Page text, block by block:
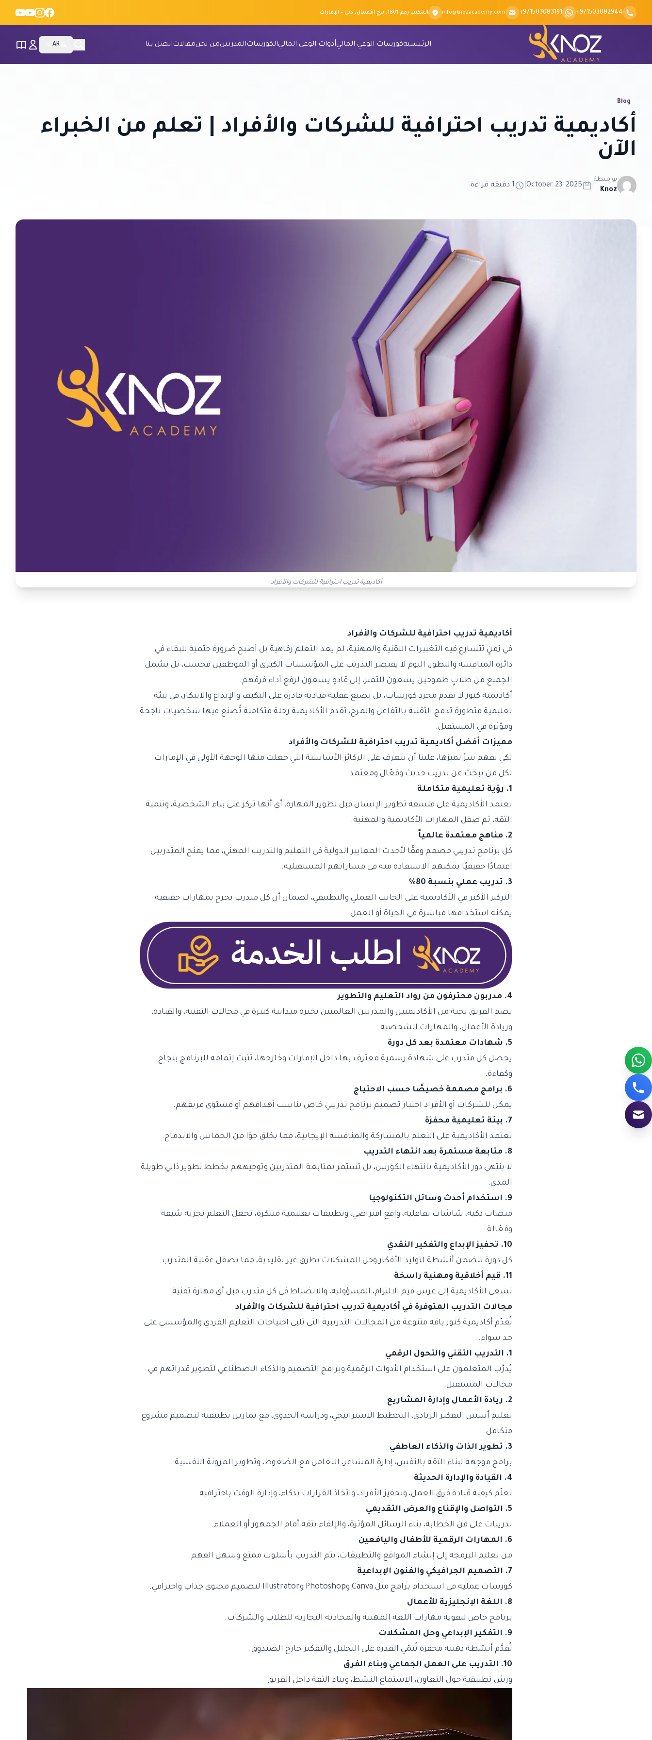
Skip to content
+971503082944
+971503083191
info@knozacademy.com المكتب رقم 1801، برج الأعمال، دبي – الإمارات
الرئيسيةكورسات الوعي الماليأدوات الوعي الماليالكورساتالمدربينمن نحنمقالاتاتصل بنا AR
Blog
أكاديمية تدريب احترافية للشركات والأفراد | تعلم من الخبراء
الآن
بواسطة
Knoz
October 23, 2025 1 دقيقة قراءة
أكاديمية تدريب احترافية للشركات والأفراد
أكاديمية تدريب احترافية للشركات والأفراد
في زمنٍ تتسارع فيه التغييرات التقنية والمهنية، لم يعد التعلم رفاهية بل أصبح ضرورة حتمية للبقاء في
دائرة المنافسة والتطور، اليوم لا يقتصر التدريب على المؤسسات الكبرى أو الموظفين فحسب، بل يشمل
الجميع من طلابٍ طموحين يسعون للتميز، إلى قادةٍ يسعون لرفع أداء فرقهم.
أكاديمية كنوزلا تقدم مجرد كورسات، بل تصنع عقلية قيادية قادرة على التكيف والإبداع والابتكار، في بيئة
تعليمية متطورة تدمج التقنية بالتفاعل والمرح، تقدم الأكاديمية رحلة متكاملة تُصنع فيها شخصيات ناجحة
ومؤثرة في المستقبل.
مميزات أفضل أكاديمية تدريب احترافية للشركات والأفراد
لكي نفهم سرّ تميزها، علينا أن نتعرف على الركائز الأساسية التي جعلت منها الوجهة الأولى في الإمارات
لكل من يبحث عن تدريب حديث وفعّال ومعتمد.
1. رؤية تعليمية متكاملة
تعتمد الأكاديمية على فلسفة تطوير الإنسان قبل تطوير المهارة، أي أنها تركز على بناء الشخصية، وتنمية
الثقة، ثم صقل المهارات الأكاديمية والمهنية.
2. مناهج معتمدة عالمياً
كل برنامج تدريبي مصمم وفقًا لأحدث المعايير الدولية في التعليم والتدريب المهني، مما يمنح المتدربين
اعتمادًا حقيقيًا يمكنهم الاستفادة منه في مساراتهم المستقبلية.
3. تدريب عملي بنسبة 80%
التركيز الأكبر في الأكاديمية على الجانب العملي والتطبيقي، لضمان أن كل متدرب يخرج بمهارات حقيقية
يمكنه استخدامها مباشرة في الحياة أو العمل.
4. مدربون محترفون من رواد التعليم والتطوير
يضم الفريق نخبة من الأكاديميين والمدربين العالميين بخبرة ميدانية كبيرة في مجالات التقنية، والقيادة،
وريادة الأعمال، والمهارات الشخصية.
5. شهادات معتمدة بعد كل دورة
يحصل كل متدرب على شهادة رسمية معترف بها داخل الإمارات وخارجها، تثبت إتمامه للبرنامج بنجاح
وكفاءة.
6. برامج مصممة خصيصًا حسب الاحتياج
يمكن للشركات أو الأفراد اختيار تصميم برنامج تدريبي خاص يناسب أهدافهم أو مستوى فريقهم.
7. بيئة تعليمية محفزة
تعتمد الأكاديمية على التعلم بالمشاركة والمنافسة الإيجابية، مما يخلق جوًا من الحماس والاندماج.
8. متابعة مستمرة بعد انتهاء التدريب
لا ينتهي دور الأكاديمية بانتهاء الكورس، بل تستمر بمتابعة المتدربين وتوجيههم بخطط تطوير ذاتي طويلة
المدى.
9. استخدام أحدث وسائل التكنولوجيا
منصات ذكية، شاشات تفاعلية، واقع افتراضي، وتطبيقات تعليمية مبتكرة، تجعل التعلم تجربة شيقة
وفعّالة.
10. تحفيز الإبداع والتفكير النقدي
كل دورة تتضمن أنشطة لتوليد الأفكار وحل المشكلات بطرق غير تقليدية، مما يصقل عقلية المتدرب.
11. قيم أخلاقية ومهنية راسخة
تسعى الأكاديمية إلى غرس قيم الالتزام، المسؤولية، والانضباط في كل متدرب قبل أي مهارة تقنية.
مجالات التدريب المتوفرة في أكاديمية تدريب احترافية للشركات والأفراد
تُقدّم أكاديمية كنوز باقة متنوعة من المجالات التدريبية التي تلبي احتياجات التعليم الفردي والمؤسسي على
حد سواء.
1. التدريب التقني والتحول الرقمي
يُدرَّب المتعلمون على استخدام الأدوات الرقمية وبرامج التصميم والذكاء الاصطناعي لتطوير قدراتهم في
مجالات المستقبل.
2. ريادة الأعمال وإدارة المشاريع
تعليم أسس التفكير الريادي، التخطيط الاستراتيجي، ودراسة الجدوى، مع تمارين تطبيقية لتصميم مشروع
متكامل.
3. تطوير الذات والذكاء العاطفي
برامج موجهة لبناء الثقة بالنفس، إدارة المشاعر، التعامل مع الضغوط، وتطوير المرونة النفسية.
4. القيادة والإدارة الحديثة
تعلّم كيفية قيادة فرق العمل، وتحفيز الأفراد، واتخاذ القرارات بذكاء، وإدارة الوقت باحترافية.
5. التواصل والإقناع والعرض التقديمي
تدريبات على فن الخطابة، بناء الرسائل المؤثرة، والإلقاء بثقة أمام الجمهور أو العملاء.
6. المهارات الرقمية للأطفال واليافعين
من تعليم البرمجة إلى إنشاء المواقع والتطبيقات، يتم التدريب بأسلوب ممتع وسهل الفهم.
7. التصميم الجرافيكي والفنون الإبداعية
كورسات عملية في استخدام برامج مثل Canva وPhotoshop وIllustrator لتصميم محتوى جذاب واحترافي.
8. اللغة الإنجليزية للأعمال
برنامج خاص لتقوية مهارات اللغة المهنية والمحادثة التجارية للطلاب والشركات.
9. التفكير الإبداعي وحل المشكلات
تُقدَّم أنشطة ذهنية محفزة تُنمّي القدرة على التحليل والتفكير خارج الصندوق.
10. التدريب على العمل الجماعي وبناء الفرق
ورش تطبيقية حول التعاون، الاستماع النشط، وبناء الثقة داخل الفريق.